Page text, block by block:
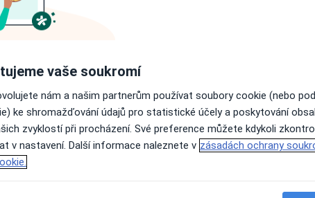
Dnes
Online rezervace termínu není k
Rezervovat termín
vaše soukromí
nám a našim partnerům používat soubory cookie (nebo
ke shromažďování údajů pro statistické účely a poskytování
zvyklostí při procházení. Své preference můžete kdykoli
v nastavení. Další informace naleznete v zásadách ochrany